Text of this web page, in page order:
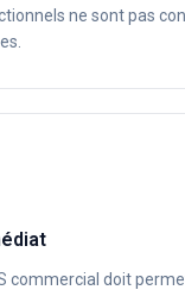
ne sont pas
commercial doit